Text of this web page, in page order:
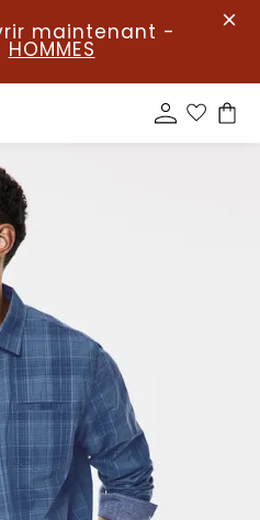
maintenant -
HOMMES